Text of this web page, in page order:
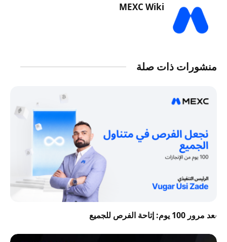
MEXC Wiki
منشورات ذات صلة
بعد مرور 100 يوم: إتاحة الفرص للجميع